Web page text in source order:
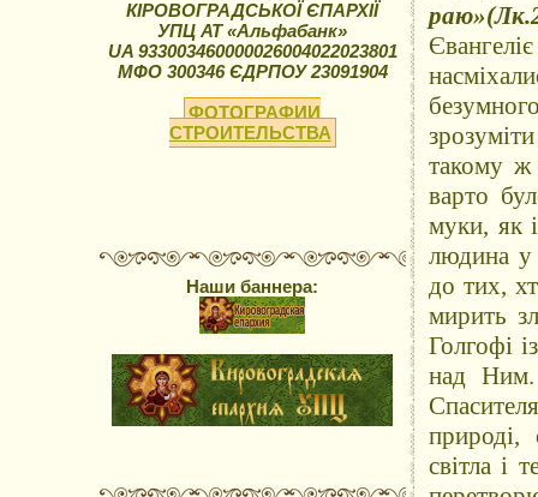
КІРОВОГРАДСЬКОЇ ЄПАРХІЇ
УПЦ АТ «Альфабанк»
UA 933003460000026004022023801
МФО 300346 ЄДРПОУ 23091904
ФОТОГРАФИИ
СТРОИТЕЛЬСТВА
Наши баннера:
такому ж
варто
муки, як
людина у
до тих,
мирить
Голгофі
над Ним.
світла і